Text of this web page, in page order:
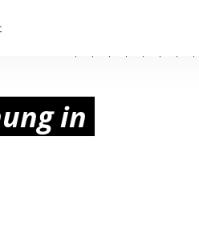
in